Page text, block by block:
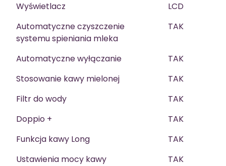
Wyświetlacz
LCD
Automatyczne czyszczenie
systemu spieniania mleka
TAK
Automatyczne wyłączanie
TAK
Stosowanie kawy mielonej
TAK
Filtr do wody
TAK
Doppio +
TAK
Funkcja kawy Long
TAK
Ustawienia mocy kawy
TAK